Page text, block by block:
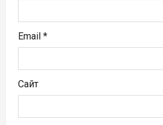
Email *
Сайт